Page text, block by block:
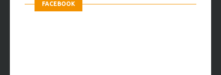
FACEBOOK